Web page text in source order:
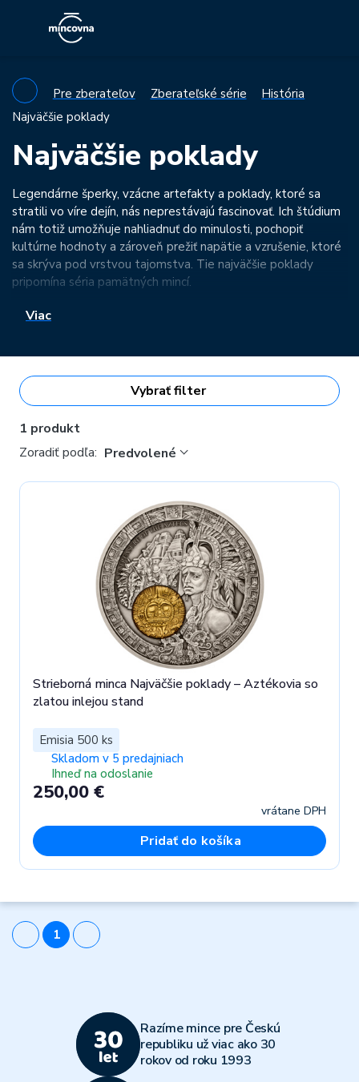
Pre zberateľov Zberateľské série
História
Najväčšie poklady
Najväčšie poklady
Legendárne šperky, vzácne artefakty a poklady, ktoré sa
stratili vo víre dejín, nás neprestávajú fascinovať. Ich štúdium
nám totiž umožňuje nahliadnuť do minulosti, pochopiť
kultúrne hodnoty a zároveň prežiť napätie a vzrušenie, ktoré
sa skrýva pod vrstvou tajomstva. Tie najväčšie poklady
pripomína séria pamätných mincí.
Viac
Vybrať filter
1 produkt
Zoradiť podľa: Predvolené
Strieborná minca Najväčšie poklady – Aztékovia so
zlatou inlejou stand
Emisia 500 ks
Skladom v 5 predajniach
Ihneď na odoslanie
250,00 €
vrátane DPH
Pridať do košíka
1
Razíme mince pre Českú
republiku už viac ako 30
rokov od roku 1993